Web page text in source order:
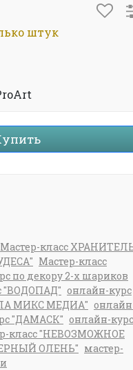
штук
Мастер-класс
Мастер-класс
по декору 2-х шариков
"ВОДОПАД" онлайн-курс
МИКС МЕДИА"
"ДАМАСК" онлайн-курс
класс "НЕВОЗМОЖНОЕ
ОЛЕНЬ" мастер-